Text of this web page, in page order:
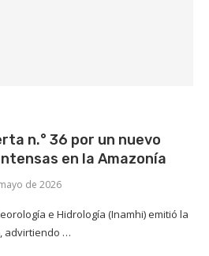
n.° 36 por un nuevo
en la Amazonía
de 2026
e Hidrología (Inamhi) emitió la
advirtiendo …